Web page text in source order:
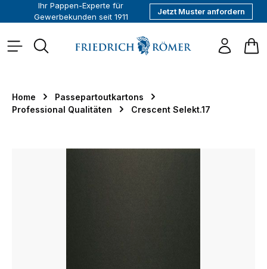
springen
Ihr Pappen-Experte für
Gewerbekunden seit 1911
Jetzt Muster anfordern
Home
Passepartoutkartons
Professional Qualitäten
Crescent Selekt.17